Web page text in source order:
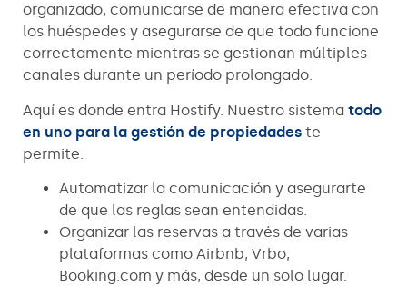
organizado, comunicarse de manera efectiva con
los huéspedes y asegurarse de que todo funcione
correctamente mientras se gestionan múltiples
canales durante un período prolongado.
Aquí es donde entra Hostify. Nuestro sistema todo
en uno para la gestión de propiedades te
permite:
Automatizar la comunicación y asegurarte
de que las reglas sean entendidas.
Organizar las reservas a través de varias
plataformas como Airbnb, Vrbo,
Booking.com y más, desde un solo lugar.